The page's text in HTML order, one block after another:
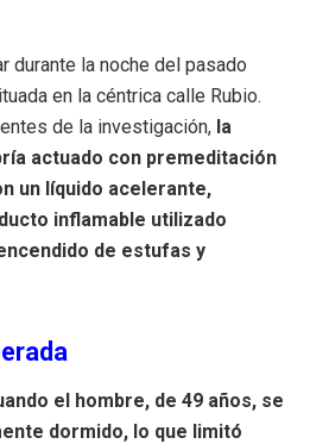
durante la noche del pasado
en la céntrica calle Rubio.
de la investigación, la
actuado con premeditación
un líquido acelerante,
inflamable utilizado
de estufas y
el hombre, de 49 años, se
dormido, lo que limitó